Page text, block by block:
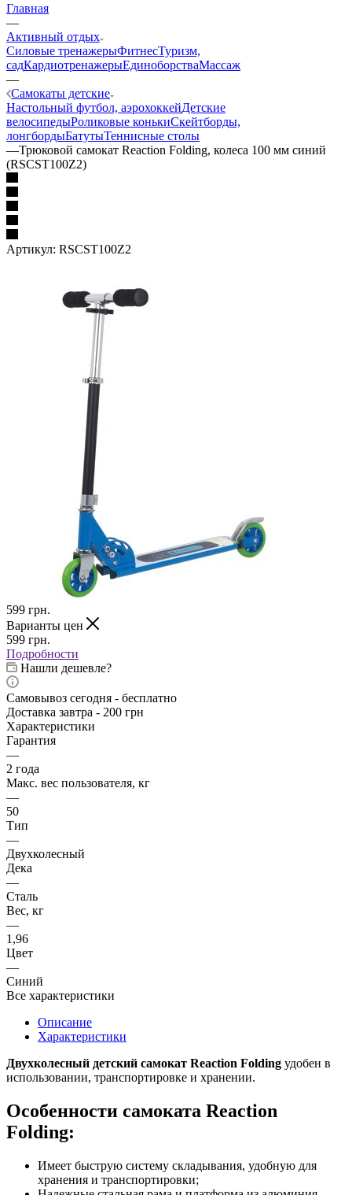
Главная
—
Активный отдых
Силовые тренажерыФитнесТуризм,
садКардиотренажерыЕдиноборстваМассаж
—
Самокаты детские
Настольный футбол, аэрохоккейДетские
велосипедыРоликовые конькиСкейтборды,
лонгбордыБатутыТеннисные столы
—Трюковой самокат Reaction Folding, колеса 100 мм синий
(RSCST100Z2)
Артикул: RSCST100Z2
599 грн.
Варианты цен
599 грн.
Подробности
Нашли дешевле?
Самовывоз сегодня - бесплатно
Доставка завтра - 200 грн
Характеристики
Гарантия
—
2 года
Макс. вес пользователя, кг
—
50
Тип
—
Двухколесный
Дека
—
Сталь
Вес, кг
—
1,96
Цвет
—
Синий
Все характеристики
Описание
Характеристики
Двухколесный детский самокат Reaction Folding удобен в
использовании, транспортировке и хранении.
Особенности самоката Reaction
Folding:
Имеет быструю систему складывания, удобную для
хранения и транспортировки;